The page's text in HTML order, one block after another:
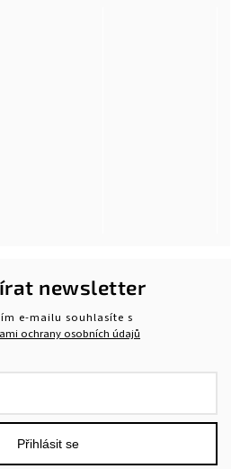
newsletter
e-mailu souhlasíte s
ochrany osobních údajů
Přihlásit se